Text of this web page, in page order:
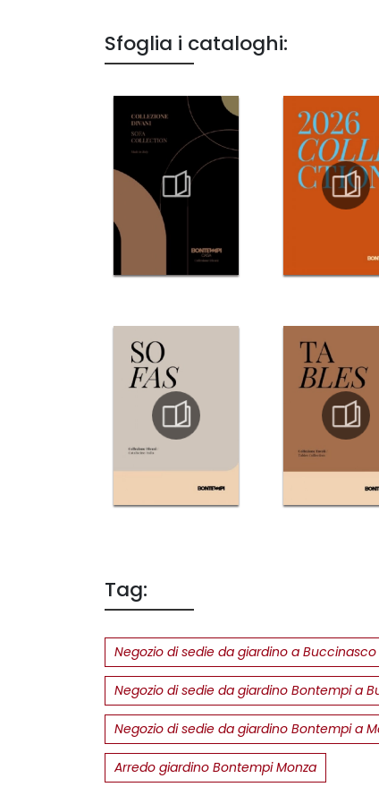
Sfoglia i cataloghi:
Tag:
Negozio di sedie da giardino a Buccinasco
Negozio di sedie da giardino Bontempi a
Negozio di sedie da giardino Bontempi a
Arredo giardino Bontempi Monza